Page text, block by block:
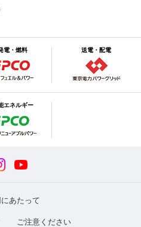
電・燃料 送電・配電
エネルギー
あたって
ご注意ください